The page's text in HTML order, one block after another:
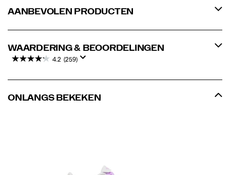
AANBEVOLEN PRODUCTEN
WAARDERING & BEOORDELINGEN
4.2 (259)
ONLANGS BEKEKEN